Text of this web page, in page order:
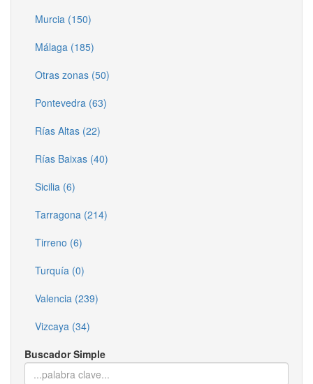
Murcia (150)
Málaga (185)
Otras zonas (50)
Pontevedra (63)
Rías Altas (22)
Rías Baixas (40)
Sicilia (6)
Tarragona (214)
Tirreno (6)
Turquía (0)
Valencia (239)
Vizcaya (34)
Buscador Simple